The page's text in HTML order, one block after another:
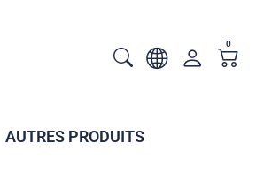
0
AUTRES PRODUITS